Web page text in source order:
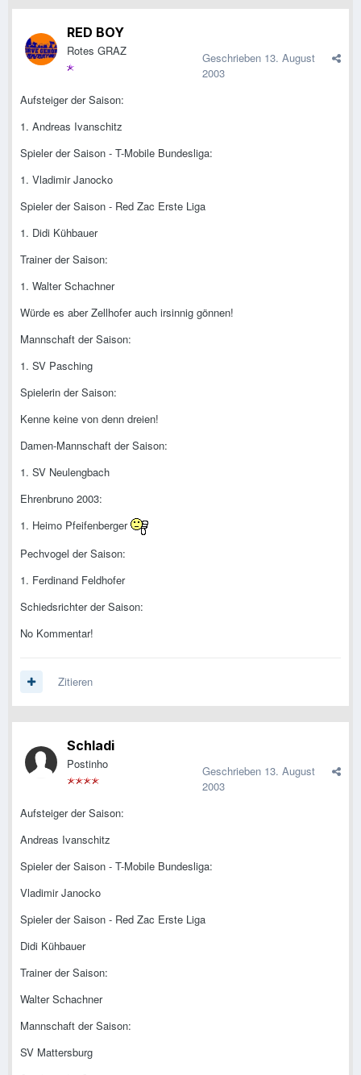
RED BOY
Rotes GRAZ Geschrieben 13. August
2003
Aufsteiger der Saison:
1. Andreas Ivanschitz
Spieler der Saison - T-Mobile Bundesliga:
1. Vladimir Janocko
Spieler der Saison - Red Zac Erste Liga
1. Didi Kühbauer
Trainer der Saison:
1. Walter Schachner
Würde es aber Zellhofer auch irsinnig gönnen!
Mannschaft der Saison:
1. SV Pasching
Spielerin der Saison:
Kenne keine von denn dreien!
Damen-Mannschaft der Saison:
1. SV Neulengbach
Ehrenbruno 2003:
1. Heimo Pfeifenberger
Pechvogel der Saison:
1. Ferdinand Feldhofer
Schiedsrichter der Saison:
No Kommentar!
Zitieren
Schladi
Postinho Geschrieben 13. August
2003
Aufsteiger der Saison:
Andreas Ivanschitz
Spieler der Saison - T-Mobile Bundesliga:
Vladimir Janocko
Spieler der Saison - Red Zac Erste Liga
Didi Kühbauer
Trainer der Saison:
Walter Schachner
Mannschaft der Saison:
SV Mattersburg